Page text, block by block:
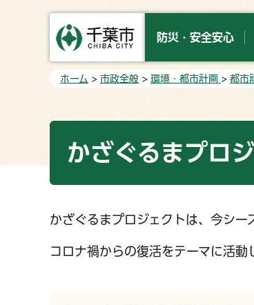
防災・安全安心
ホーム > 市政全般 > 環境・都市計画 > 都市
かざぐるまプロ
かざぐるまプロジェクトは、今シー
コロナ禍からの復活をテーマに活動